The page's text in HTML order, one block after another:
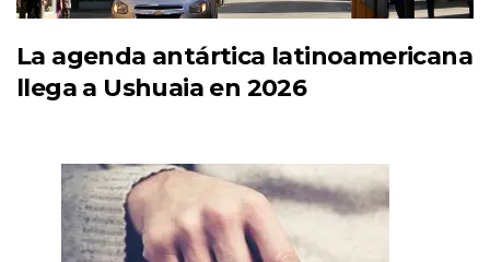
La agenda antártica latinoamericana
llega a Ushuaia en 2026